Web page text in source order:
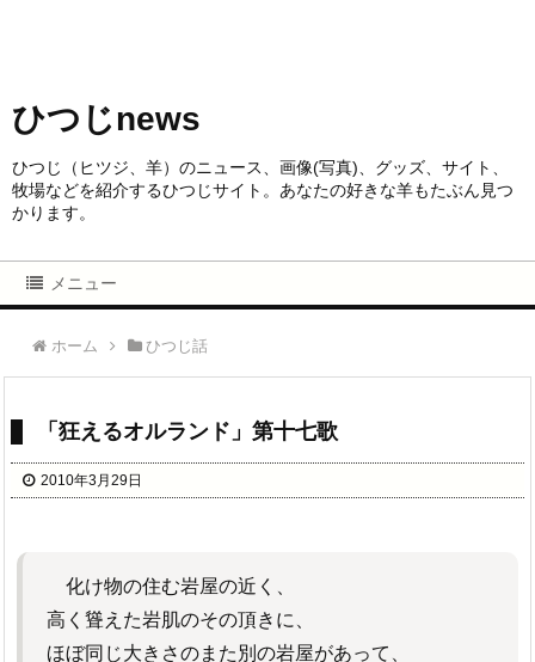
ひつじnews
ひつじ（ヒツジ、羊）のニュース、画像(写真)、グッズ、サイト、
牧場などを紹介するひつじサイト。あなたの好きな羊もたぶん見つ
かります。
メニュー
ホーム ひつじ話
「狂えるオルランド」第十七歌
2010年3月29日
化け物の住む岩屋の近く、
高く聳えた岩肌のその頂きに、
ほぼ同じ大きさのまた別の岩屋があって、